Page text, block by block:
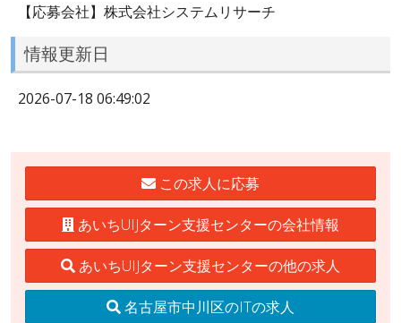
【応募会社】株式会社システムリサーチ
情報更新日
2026-07-18 06:49:02
この求人に応募
あいちUIJターン支援センターの会社情報
あいちUIJターン支援センターの他の求人
名古屋市中川区のITの求人